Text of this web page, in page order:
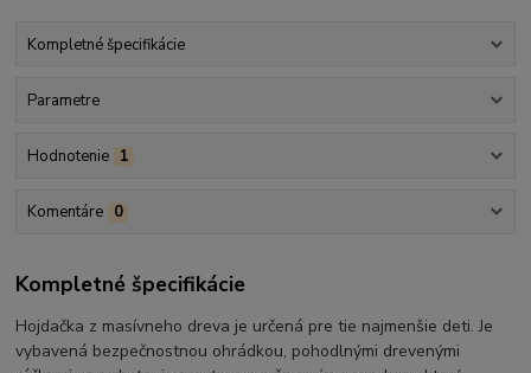
Kompletné špecifikácie
Parametre
Hodnotenie 1
Komentáre 0
Kompletné špecifikácie
Hojdačka z masívneho dreva je určená pre tie najmenšie deti. Je
vybavená bezpečnostnou ohrádkou, pohodlnými drevenými